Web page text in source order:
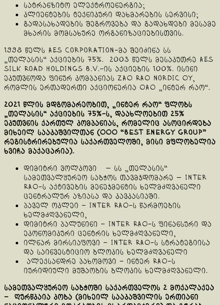
სატრანზიტო ელექტროენერგია;
კლიენტების ტექნიკური დახმარების სერვისი;
გადასახადების შეგროვება და გადახდები მესამე
მხარის მომსახურე ორგანიზაციებისთვის.
1998 წელს AES Corporation-მა შეიძინა სს
„თელასის“ აქციების 75%. 2003 წელს მესაკუთრე AES
Silk Road Holdings B.V.-ის აქციების 100%. ისინი
ეკუთვნოდა ფინურ კომპანიას ZAO RAO Nordic Oy,
რომლის ერთადერთი აქციონერია OAO „ინტერ რაო“.
2021 წლის მდგომარეობით, „ინტერ რაო“ ფლობს
„თელასის“ აქციების 75%-ს, დაახლოებით 25%
ეკუთვნის ქართულ კომპანიას, რომელიც ასოცირდება
მიხეილ სააკაშვილთან (OOO “Best Energy Group”
რეგისტრირებულია საქართველოში, მისი მფლობელია
ხვიჩა მაქაცარია).
დიმიტრი ვოლკოვი — სს „თელასის“
სამეთვალყურეო საბჭოს თავმჯდომარე — Inter
RAO-ს აქტივების მენეჯმენტის ხელმძღვანელი
ცენტრალურ აზიასა და კავკასიაში.
პაველ ოკლეი – Inter RAO-ს წარმოების
ხელმძღვანელი,
დიმიტრი პალუნინი – Inter RAO-ს ფინანსური და
ეკონომიკური ცენტრის ხელმძღვანელი,
ილნარ მირსიაფოვი – Inter RAO-ს სტრატეგიისა
და საინვესტიციო ბლოკის ხელმძღვანელი
ალექსანდრე პახომოვი – ინტერ RAO-ს
იურიდიული მუშაობის ბლოკის ხელმძღვანელი.
სამეთვალყურეო საბჭოში საქართველოს 2 მოქალაქეა
– ღურწკაია კობა (მიხეილ სააკაშვილის ერთიანი